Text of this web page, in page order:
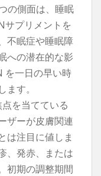
の側面は、睡眠
サプリメントを
不眠症や睡眠障
への潜在的な影
を一日の早い時
す。
を当てている
ザーが皮膚関連
は注目に値しま
、発赤、または
初期の調整期間